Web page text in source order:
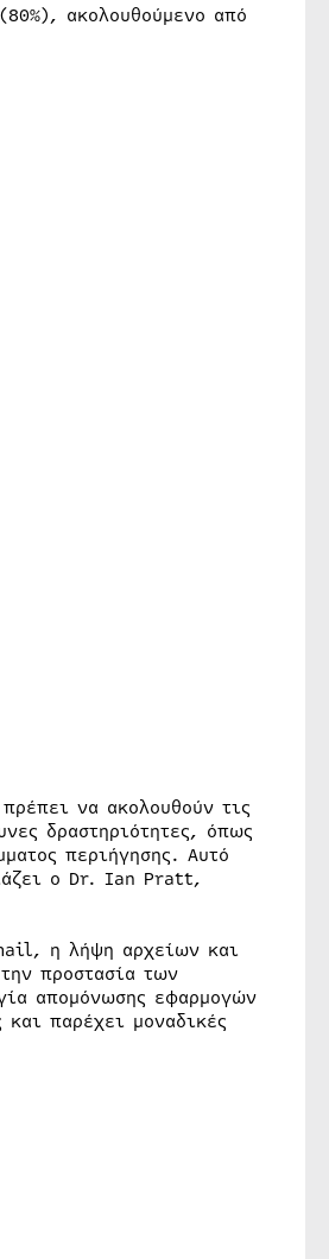
ακολουθούμενο από
να ακολουθούν τις
δραστηριότητες, όπως
περιήγησης. Αυτό
ο Dr. Ian Pratt,
η λήψη αρχείων και
προστασία των
απομόνωσης εφαρμογών
παρέχει μοναδικές